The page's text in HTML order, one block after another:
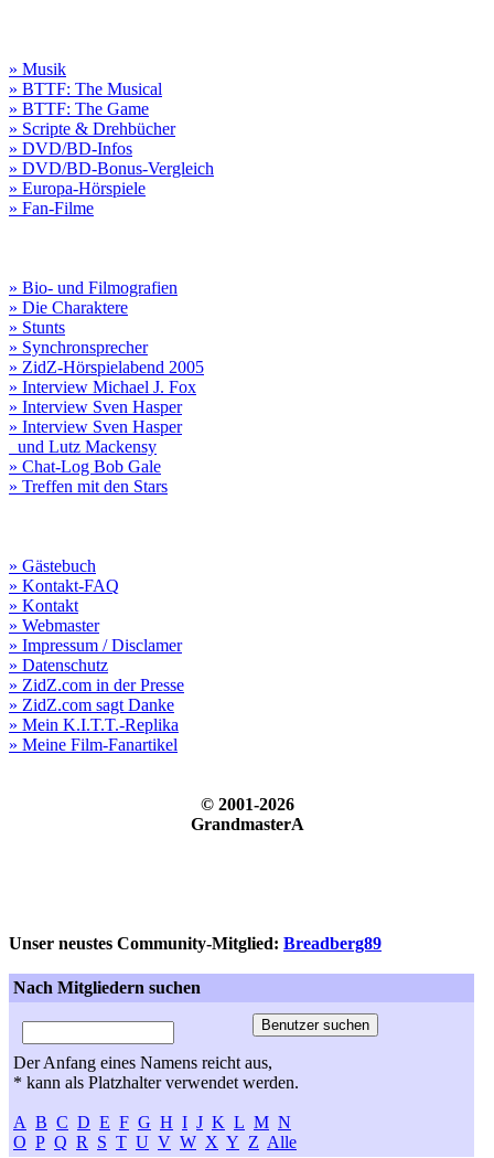
» Musik
» BTTF: The Musical
» BTTF: The Game
» Scripte & Drehbücher
» DVD/BD-Infos
» DVD/BD-Bonus-Vergleich
» Europa-Hörspiele
» Fan-Filme
» Bio- und Filmografien
» Die Charaktere
» Stunts
» Synchronsprecher
» ZidZ-Hörspielabend 2005
» Interview Michael J. Fox
» Interview Sven Hasper
» Interview Sven Hasper
und Lutz Mackensy
» Chat-Log Bob Gale
» Treffen mit den Stars
» Gästebuch
» Kontakt-FAQ
» Kontakt
» Webmaster
» Impressum / Disclamer
» Datenschutz
» ZidZ.com in der Presse
» ZidZ.com sagt Danke
» Mein K.I.T.T.-Replika
» Meine Film-Fanartikel
© 2001-2026
GrandmasterA
Unser neustes Community-Mitglied: Breadberg89
Nach Mitgliedern suchen
Der Anfang eines Namens reicht aus,
* kann als Platzhalter verwendet werden.
A B C D E F G H I J K L M N
O P Q R S T U V W X Y Z Alle